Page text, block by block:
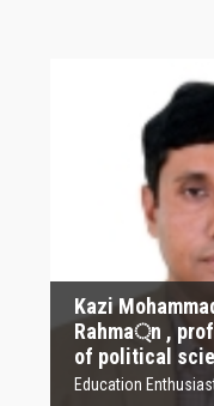
Kazi
Rahma্‌n ,
of political
Education Enthusiast
Kazi
professor,
of
Education